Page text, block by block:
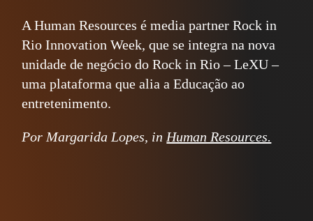
A Human Resources é media partner Rock in
Rio Innovation Week, que se integra na nova
unidade de negócio do Rock in Rio – LeXU –
uma plataforma que alia a Educação ao
entretenimento.
Por Margarida Lopes, in Human Resources.